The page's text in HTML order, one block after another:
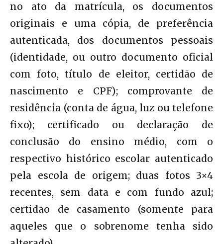
no ato da matrícula, os documentos
originais e uma cópia, de preferência
autenticada, dos documentos pessoais
(identidade, ou outro documento oficial
com foto, título de eleitor, certidão de
nascimento e CPF); comprovante de
residência (conta de água, luz ou telefone
fixo); certificado ou declaração de
conclusão do ensino médio, com o
respectivo histórico escolar autenticado
pela escola de origem; duas fotos 3×4
recentes, sem data e com fundo azul;
certidão de casamento (somente para
aqueles que o sobrenome tenha sido